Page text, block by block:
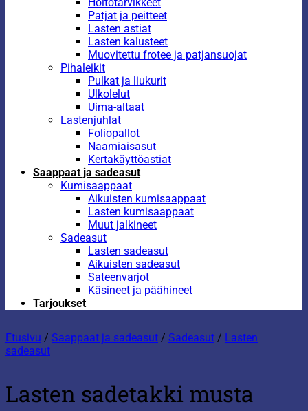
Patjat ja peitteet
Lasten astiat
Lasten kalusteet
Muovitettu frotee ja patjansuojat
Pihaleikit
Pulkat ja liukurit
Ulkolelut
Uima-altaat
Lastenjuhlat
Foliopallot
Naamiaisasut
Kertakäyttöastiat
Saappaat ja sadeasut
Kumisaappaat
Aikuisten kumisaappaat
Lasten kumisaappaat
Muut jalkineet
Sadeasut
Lasten sadeasut
Aikuisten sadeasut
Sateenvarjot
Käsineet ja päähineet
Tarjoukset
Etusivu / Saappaat ja sadeasut / Sadeasut / Lasten
sadeasut
Lasten sadetakki musta